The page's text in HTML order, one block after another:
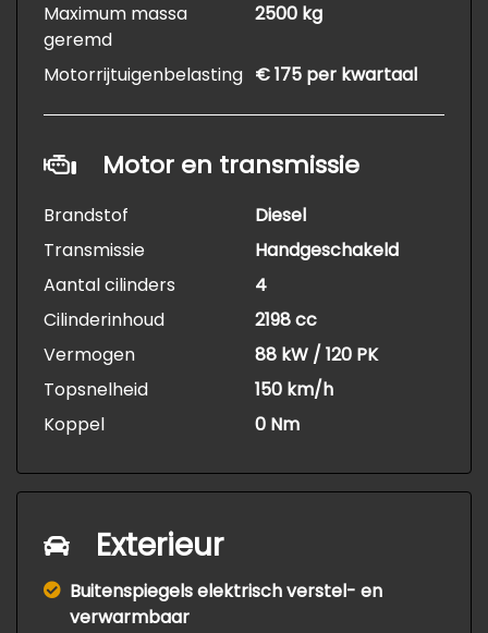
Maximum massa
geremd
2500 kg
Motorrijtuigenbelasting € 175 per kwartaal
Motor en transmissie
Brandstof
Diesel
Transmissie
Handgeschakeld
Aantal cilinders
4
Cilinderinhoud
2198 cc
Vermogen
88 kW / 120 PK
Topsnelheid
150 km/h
Koppel
0 Nm
Exterieur
Buitenspiegels elektrisch verstel- en
verwarmbaar